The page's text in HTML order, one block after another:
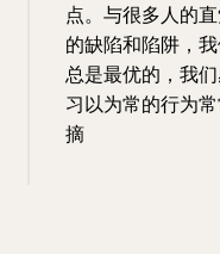
点。与很多人的
的缺陷和陷阱，
总是最优的，我
习以为常的行为
摘